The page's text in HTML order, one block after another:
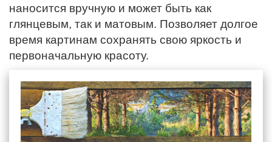
наносится вручную и может быть как
глянцевым, так и матовым. Позволяет долгое
время картинам сохранять свою яркость и
первоначальную красоту.